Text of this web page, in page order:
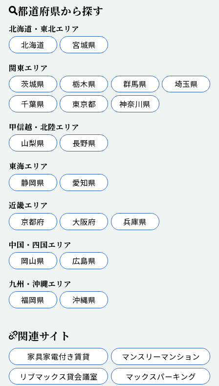
都道府県から探す
北海道・東北エリア
北海道
宮城県
関東エリア
茨城県
栃木県 群馬県
埼玉県
千葉県
東京都 神奈川県
甲信越・北陸エリア
山梨県
長野県
東海エリア
静岡県
愛知県
近畿エリア
京都府
大阪府 兵庫県
中国・四国エリア
岡山県
広島県
九州・沖縄エリア
福岡県
沖縄県
関連サイト
家具家電付き賃貸
マンスリーマンション
リブマックス貸会議室
マックスパーキング